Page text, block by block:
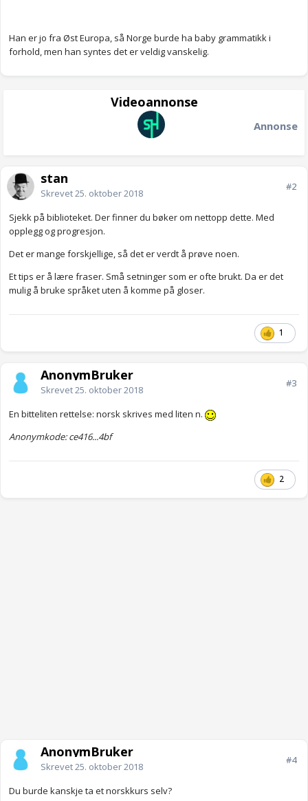
Han er jo fra Øst Europa, så Norge burde ha baby grammatikk i
forhold, men han syntes det er veldig vanskelig.
Videoannonse
Annonse
stan
Skrevet25. oktober 2018
#2
Sjekk på biblioteket. Der finner du bøker om nettopp dette. Med
opplegg og progresjon.
Det er mange forskjellige, så det er verdt å prøve noen.
Et tips er å lære fraser. Små setninger som er ofte brukt. Da er det
mulig å bruke språket uten å komme på gloser.
1
AnonymBruker
Skrevet25. oktober 2018
#3
En bitteliten rettelse: norsk skrives med liten n.
Anonymkode: ce416...4bf
2
AnonymBruker
Skrevet25. oktober 2018
#4
Du burde kanskje ta et norskkurs selv?